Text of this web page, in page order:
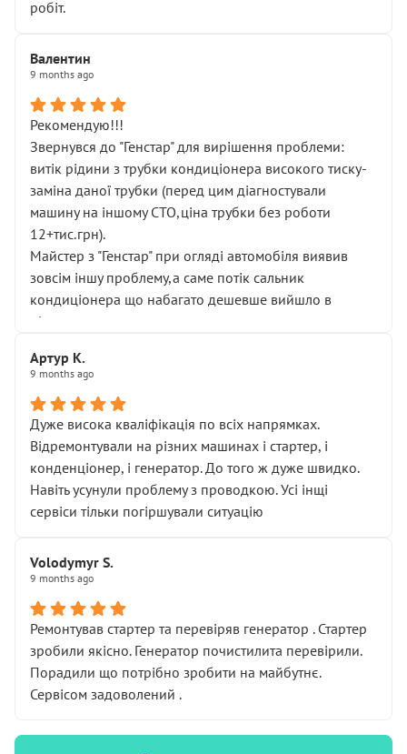
робіт.
Валентин
9 months ago
Рекомендую!!!
Звернувся до "Генстар" для вирішення проблеми:
витік рідини з трубки кондиціонера високого тиску-
заміна даної трубки (перед цим діагностували
машину на іншому СТО,ціна трубки без роботи
12+тис.грн).
Майстер з "Генстар" при огляді автомобіля виявив
зовсім іншу проблему,а саме потік сальник
кондиціонера що набагато дешевше вийшло в
підсумку.
Артур К.
9 months ago
Дуже висока кваліфікація по всіх напрямках.
Відремонтували на різних машинах і стартер, і
конденціонер, і генератор. До того ж дуже швидко.
Навіть усунули проблему з проводкою. Усі інщі
сервіси тільки погіршували ситуацію
Volodymyr S.
9 months ago
Ремонтував стартер та перевіряв генератор . Стартер
зробили якісно. Генератор почистилита перевірили.
Порадили що потрібно зробити на майбутнє.
Сервісом задоволений .